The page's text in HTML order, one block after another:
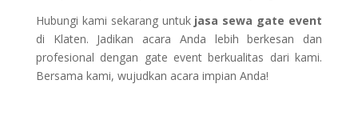
Hubungi kami sekarang untuk jasa sewa gate event
di Klaten. Jadikan acara Anda lebih berkesan dan
profesional dengan gate event berkualitas dari kami.
Bersama kami, wujudkan acara impian Anda!